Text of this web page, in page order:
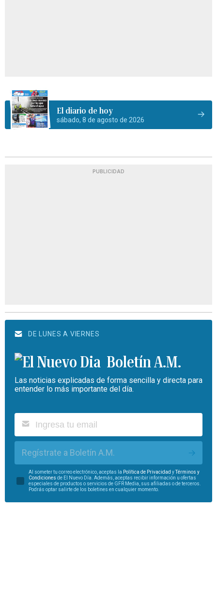
El diario de hoy
sábado, 8 de agosto de 2026
PUBLICIDAD
DE LUNES A VIERNES
Boletín A.M.
Las noticias explicadas de forma sencilla y directa para
entender lo más importante del día.
Regístrate a Boletín A.M.
Al someter tu correo electrónico, aceptas la Política de Privacidad yTérminos y
Condiciones de El Nuevo Día. Además, aceptas recibir información u ofertas
especiales de productos o servicios de GFR Media, sus afiliadas o de terceros.
Podrás optar salirte de los boletines en cualquier momento.